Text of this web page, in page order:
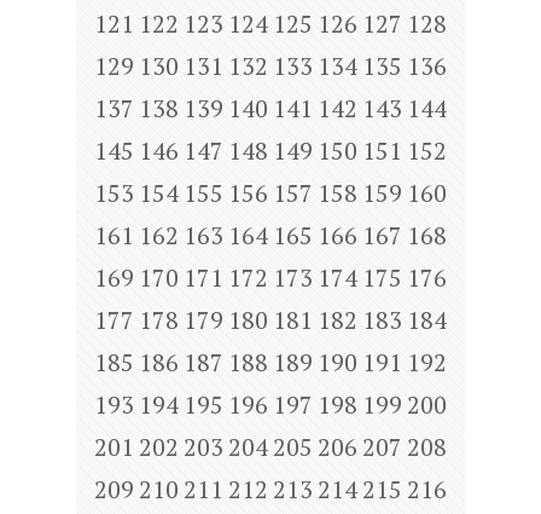
121 122 123 124 125 126 127 128
129 130 131 132 133 134 135 136
137 138 139 140 141 142 143 144
145 146 147 148 149 150 151 152
153 154 155 156 157 158 159 160
161 162 163 164 165 166 167 168
169 170 171 172 173 174 175 176
177 178 179 180 181 182 183 184
185 186 187 188 189 190 191 192
193 194 195 196 197 198 199 200
201 202 203 204205 206 207 208
209 210 211 212 213 214215 216